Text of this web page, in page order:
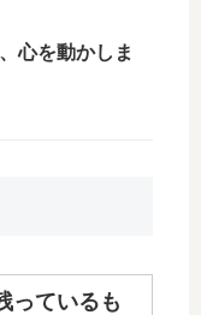
心を動かしま
っているも